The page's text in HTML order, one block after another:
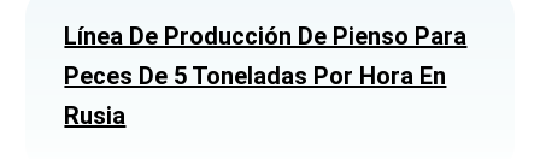
Línea De Producción De Pienso Para
Peces De 5 Toneladas Por Hora En
Rusia